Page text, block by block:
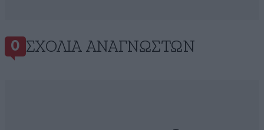
0 ΣΧΌΛΙΑ ΑΝΑΓΝΩΣΤΏΝ